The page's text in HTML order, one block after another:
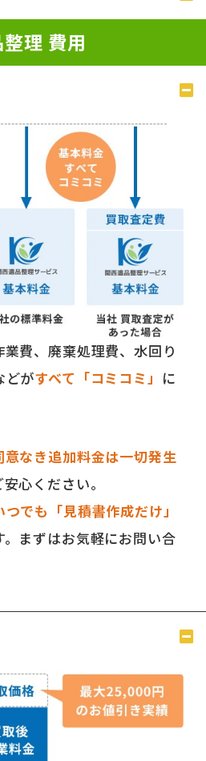
理 費⽤
費、廃棄処理費、水回り
どがすべて「コミコミ」 に
意なき追加料金は一切発生
心ください。
でも「見積書作成だけ」
。まずはお気軽にお問い合